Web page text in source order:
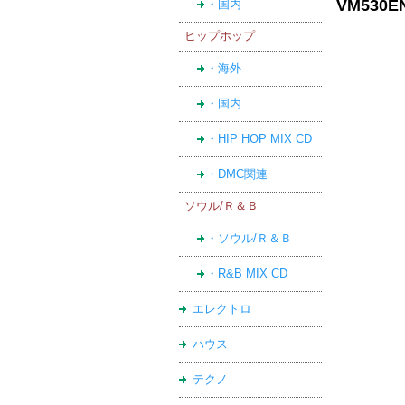
・国内
ヒップホップ
・海外
・国内
・HIP HOP MIX CD
・DMC関連
ソウル/Ｒ＆Ｂ
・ソウル/Ｒ＆Ｂ
・R&B MIX CD
エレクトロ
ハウス
テクノ